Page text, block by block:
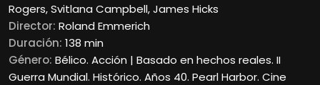
Rogers, Svitlana Campbell, James Hicks
Director: Roland Emmerich
Duración: 138 min
Género: Bélico. Acción | Basado en hechos reales. II
Guerra Mundial. Histórico. Años 40. Pearl Harbor. Cine